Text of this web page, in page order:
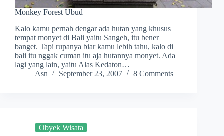
Monkey Forest Ubud
Kalo kamu pernah dengar ada hutan yang khusus
tempat monyet di Bali yaitu Sangeh, itu bener
banget. Tapi rupanya biar kamu lebih tahu, kalo di
bali itu nggak cuman itu aja hutannya monyet. Ada
lagi yang lain, yaitu Alas Kedaton…
Asn
September 23, 2007 8 Comments
Obyek Wisata